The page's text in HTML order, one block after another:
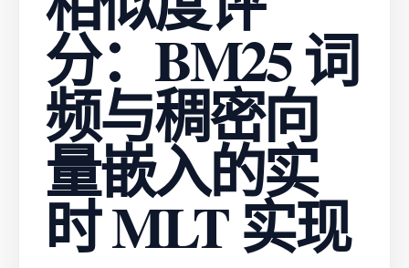
分：BM25 词
频与稠密向
量嵌入的实
时 MLT 实现